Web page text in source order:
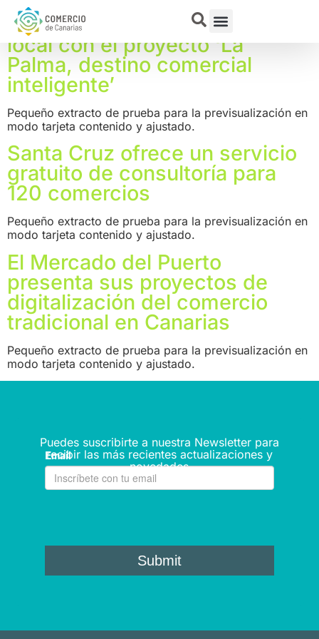
digitalización del comercio
local con el proyecto ‘La
Palma, destino comercial
inteligente’
Pequeño extracto de prueba para la previsualización en
modo tarjeta contenido y ajustado.
Santa Cruz ofrece un servicio
gratuito de consultoría para
120 comercios
Pequeño extracto de prueba para la previsualización en
modo tarjeta contenido y ajustado.
El Mercado del Puerto
presenta sus proyectos de
digitalización del comercio
tradicional en Canarias
Pequeño extracto de prueba para la previsualización en
modo tarjeta contenido y ajustado.
Puedes suscribirte a nuestra Newsletter para
recibir las más recientes actualizaciones y
novedades